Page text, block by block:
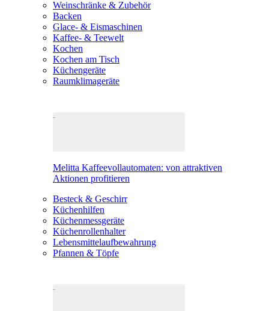
Weinschränke & Zubehör
Backen
Glace- & Eismaschinen
Kaffee- & Teewelt
Kochen
Kochen am Tisch
Küchengeräte
Raumklimageräte
Melitta Kaffeevollautomaten: von attraktiven
Aktionen profitieren
Besteck & Geschirr
Küchenhilfen
Küchenmessgeräte
Küchenrollenhalter
Lebensmittelaufbewahrung
Pfannen & Töpfe